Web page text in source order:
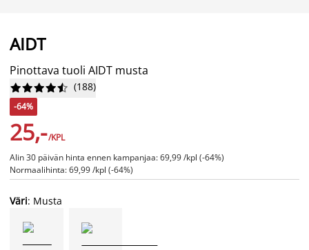
AIDT
Pinottava tuoli AIDT musta





 (188)
-64%
25,-/KPL
Alin 30 päivän hinta ennen kampanjaa: 69,99 /kpl (-64%)
Normaalihinta: 69,99 /kpl (-64%)
Väri: Musta